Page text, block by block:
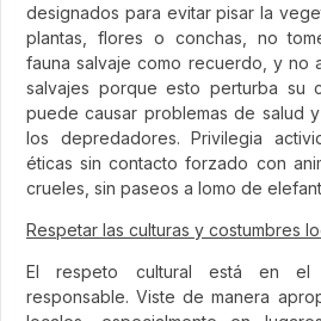
designados para evitar pisar la
plantas, flores o conchas, no
fauna salvaje como recuerdo, y no
salvajes porque esto perturba su
puede causar problemas de salud
los depredadores. Privilegia
éticas sin contacto forzado con
crueles, sin paseos a lomo de
Respetar las culturas y costumbres
El respeto cultural está en el
responsable. Viste de manera